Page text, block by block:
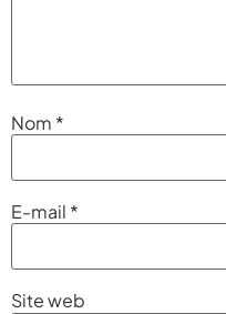
Nom *
E-mail *
Site web